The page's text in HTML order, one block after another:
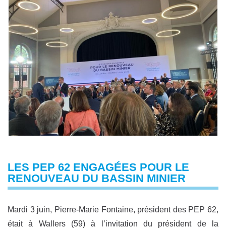
LES PEP 62 ENGAGÉES POUR LE
RENOUVEAU DU BASSIN MINIER
Mardi 3 juin, Pierre-Marie Fontaine, président des PEP 62,
était à Wallers (59) à l’invitation du président de la